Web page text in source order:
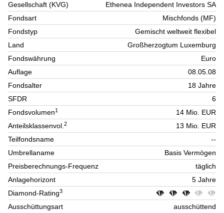
Gesellschaft (KVG)
Ethenea Independent Investors SA
Fondsart
Mischfonds (MF)
Fondstyp
Gemischt weltweit flexibel
Land
Großherzogtum Luxemburg
Fondswährung
Euro
Auflage
08.05.08
Fondsalter
18 Jahre
SFDR
6
Fondsvolumen1
14 Mio. EUR
Anteilsklassenvol.2
13 Mio. EUR
Teilfondsname
--
Umbrellaname
Basis Vermögen
Preisberechnungs-Frequenz
täglich
Anlagehorizont
5 Jahre
Diamond-Rating3
Ausschüttungsart ausschüttend